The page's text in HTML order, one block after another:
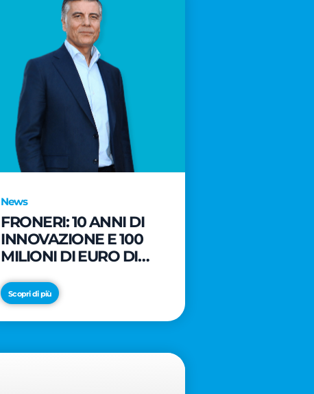
News
FRONERI: 10 ANNI DI
INNOVAZIONE E 100
MILIONI DI EURO DI
PER LO SVILUPPO DEL
MERCATO ITALIANO
DEL GELATO
Scopri di più